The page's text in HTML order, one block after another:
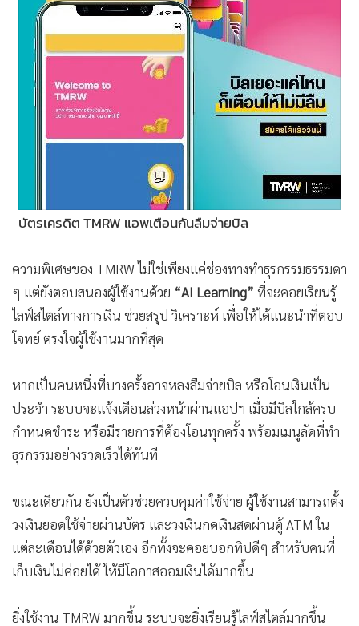
บัตรเครดิต TMRW แอพเตือนกันลืมจ่ายบิล
ความพิเศษของ TMRW ไม่ใช่เพียงแค่ช่องทางทำธุรกรรมธรรมดา
ๆ แต่ยังตอบสนองผู้ใช้งานด้วย “AI Learning” ที่จะคอยเรียนรู้
ไลฟ์สไตล์ทางการเงิน ช่วยสรุป วิเคราะห์ เพื่อให้ได้แนะนำที่ตอบ
โจทย์ ตรงใจผู้ใช้งานมากที่สุด
หากเป็นคนหนึ่งที่บางครั้งอาจหลงลืมจ่ายบิล หรือโอนเงินเป็น
ประจำ ระบบจะแจ้งเตือนล่วงหน้าผ่านแอปฯ เมื่อมีบิลใกล้ครบ
กำหนดชำระ หรือมีรายการที่ต้องโอนทุกครั้ง พร้อมเมนูลัดที่ทำ
ธุรกรรมอย่างรวดเร็วได้ทันที
ขณะเดียวกัน ยังเป็นตัวช่วยควบคุมค่าใช้จ่าย ผู้ใช้งานสามารถตั้ง
วงเงินยอดใช้จ่ายผ่านบัตร และวงเงินกดเงินสดผ่านตู้ ATM ใน
แต่ละเดือนได้ด้วยตัวเอง อีกทั้งจะคอยบอกทิปดีๆ สำหรับคนที่
เก็บเงินไม่ค่อยได้ ให้มีโอกาสออมเงินได้มากขึ้น
ยิ่งใช้งาน TMRW มากขึ้น ระบบจะยิ่งเรียนรู้ไลฟ์สไตล์มากขึ้น